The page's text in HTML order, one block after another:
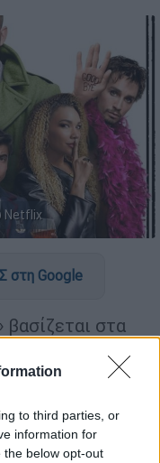
to third parties, or
information for
the below opt-out
Netflix
στη Google
βασίζεται στα
και
η Dark Horse